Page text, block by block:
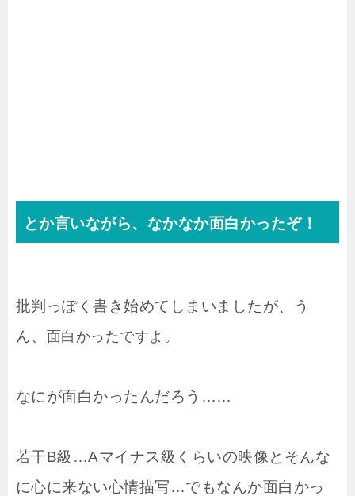
とか言いながら、なかなか面白かったぞ！
批判っぽく書き始めてしまいましたが、う
ん、 面白かったですよ。
なにが面白かったんだろう……
若干B級…Aマイナス級くらいの映像とそんな
に心に来ない心情描写…でもなんか面白かっ